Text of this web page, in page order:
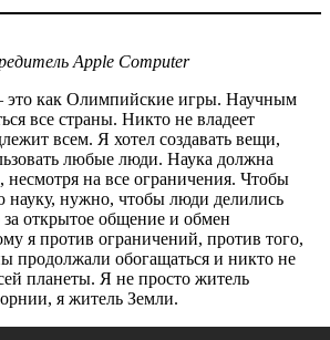
Apple Computer
как Олимпийские игры. Научным
все страны. Никто не владеет
всем. Я хотел создавать вещи,
любые люди. Наука должна
несмотря на все ограничения. Чтобы
науку, нужно, чтобы люди делились
открытое общение и обмен
я против ограничений, против того,
продолжали обогащаться и никто не
планеты. Я не просто житель
я житель Земли.